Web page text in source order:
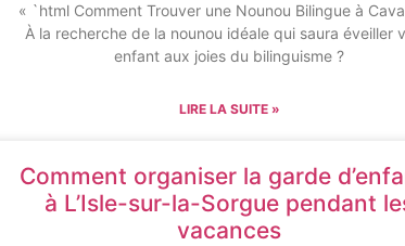
« `html Comment Trouver une Nounou Bilingue à
À la recherche de la nounou idéale qui saura éveiller
enfant aux joies du bilinguisme ?
LIRE LA SUITE »
Comment organiser la garde
à L’Isle-sur-la-Sorgue pendant
vacances